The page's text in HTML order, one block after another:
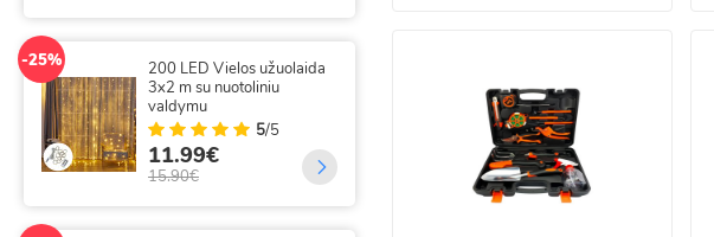
-25%
200 LED Vielos užuolaida
3x2 m su nuotoliniu
valdymu
5/5
11.99€
15.90€
laidu FLASH 11m
35.99€
69.99€